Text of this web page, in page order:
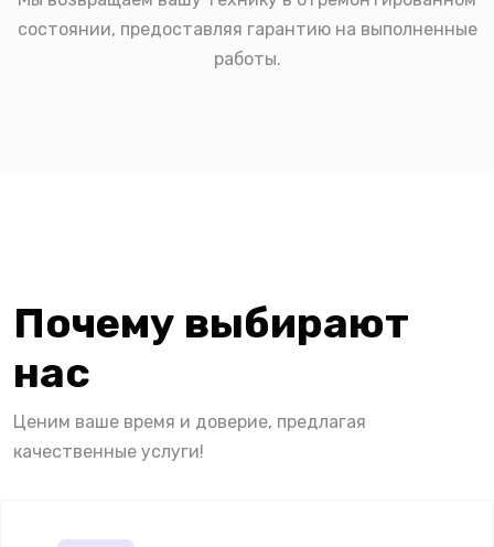
состоянии, предоставляя гарантию на выполненные
работы.
Почему выбирают
нас
Ценим ваше время и доверие, предлагая
качественные услуги!